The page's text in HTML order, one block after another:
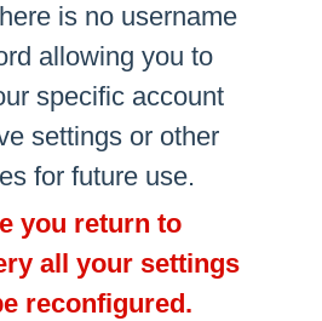
is no username
allowing you to
specific account
settings or other
for future use.
you return to
all your settings
reconfigured.